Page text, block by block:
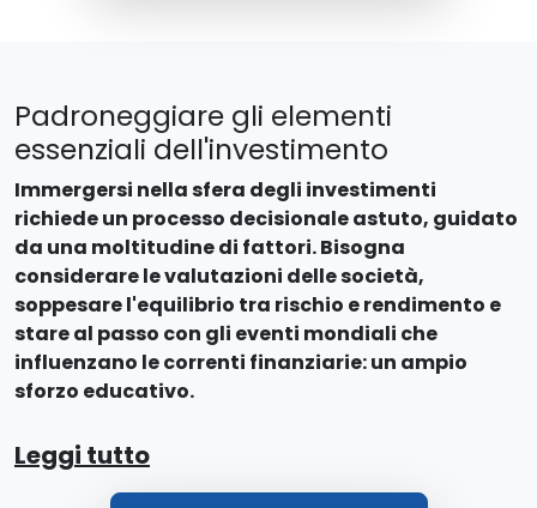
Padroneggiare gli elementi
essenziali dell'investimento
Immergersi nella sfera degli investimenti
richiede un processo decisionale astuto, guidato
da una moltitudine di fattori. Bisogna
considerare le valutazioni delle società,
soppesare l'equilibrio tra rischio e rendimento e
stare al passo con gli eventi mondiali che
influenzano le correnti finanziarie: un ampio
sforzo educativo.
Leggi tutto